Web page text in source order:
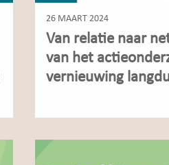
26 MAART 2024
Van relatie naar
van het
vernieuwing